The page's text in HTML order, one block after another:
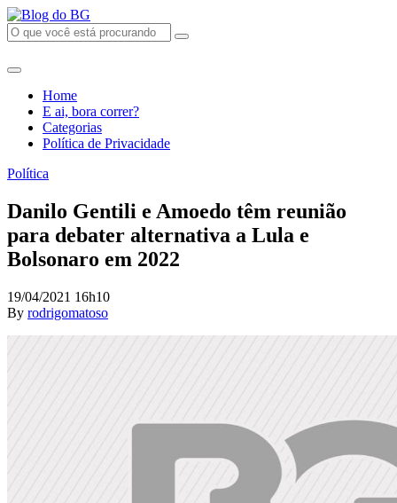
Home
E ai, bora correr?
Categorias
Política de Privacidade
Política
Danilo Gentili e Amoedo têm reunião
para debater alternativa a Lula e
Bolsonaro em 2022
19/04/2021 16h10
By rodrigomatoso